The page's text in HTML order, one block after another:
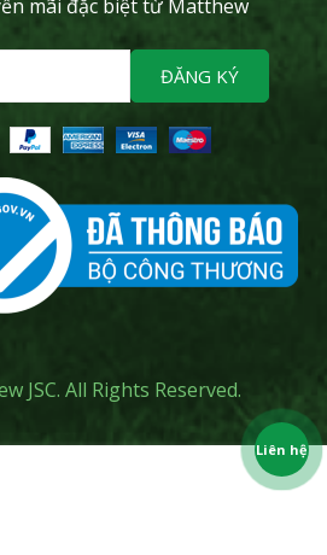
mãi đặc biệt từ Matthew
ĐĂNG KÝ
JSC. All Rights Reserved.
Liên hệ